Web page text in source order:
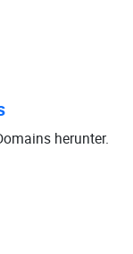
herunter.